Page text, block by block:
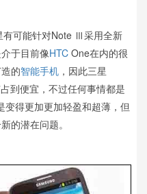
可能针对Note Ⅲ采用全新
于目前像HTC One在内的很
的智能手机 ，因此三星
到便宜，不过任何事情都是
变得更加更加轻盈和超薄，但
的潜在问题。